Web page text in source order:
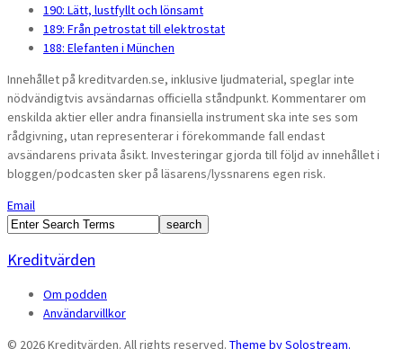
190: Lätt, lustfyllt och lönsamt
189: Från petrostat till elektrostat
188: Elefanten i München
Innehållet på kreditvarden.se, inklusive ljudmaterial, speglar inte
nödvändigtvis avsändarnas officiella ståndpunkt. Kommentarer om
enskilda aktier eller andra finansiella instrument ska inte ses som
rådgivning, utan representerar i förekommande fall endast
avsändarens privata åsikt. Investeringar gjorda till följd av innehållet i
bloggen/podcasten sker på läsarens/lyssnarens egen risk.
Email
Kreditvärden
Om podden
Användarvillkor
© 2026 Kreditvärden. All rights reserved. Theme by Solostream.